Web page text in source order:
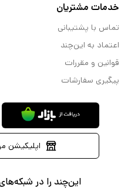
خدمات مشتریان
تماس با پشتیبانی
اعتماد به این‌چند
قوانین و مقررات
پیگیری سفارشات
اپلیکیشن
این‌چند را در